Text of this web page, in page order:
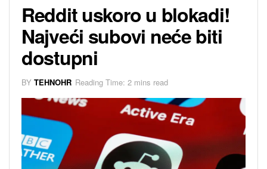
Reddit uskoro u blokadi!
Najveći subovi neće biti
dostupni
BY TEHNOHR Reading Time: 2 mins read